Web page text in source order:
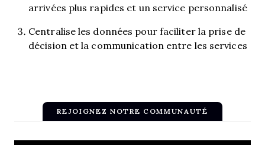
arrivées plus rapides et un service personnalisé
Centralise les données pour faciliter la prise de
décision et la communication entre les services
REJOIGNEZ NOTRE COMMUNAUTÉ